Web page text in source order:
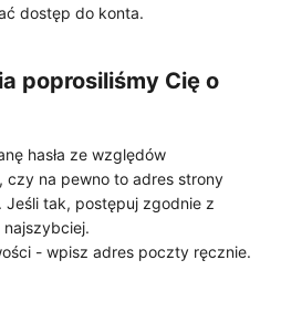
dostęp do konta.
poprosiliśmy Cię o
hasła ze względów
na pewno to adres strony
tak, postępuj zgodnie z
najszybciej.
- wpisz adres poczty ręcznie.